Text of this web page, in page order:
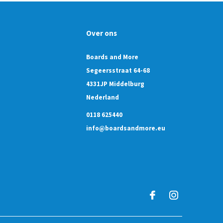
Over ons
Boards and More
Segeersstraat 64-68
4331JP Middelburg
Nederland
0118 625440
info@boardsandmore.eu